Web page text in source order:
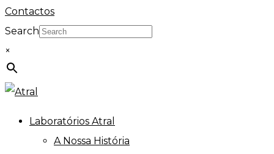
Contactos
Search
×
Laboratórios Atral
A Nossa História